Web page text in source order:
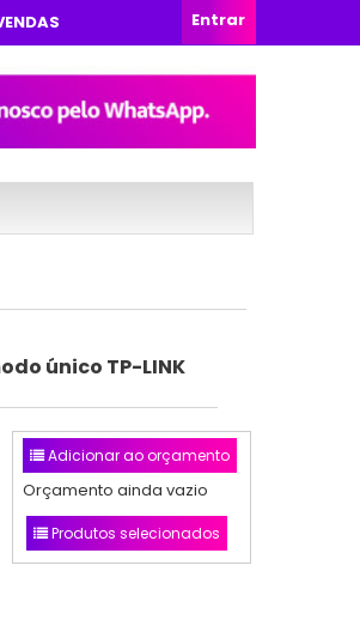
Entrar
único TP-LINK
Adicionar ao orçamento
Orçamento ainda vazio
Produtos selecionados